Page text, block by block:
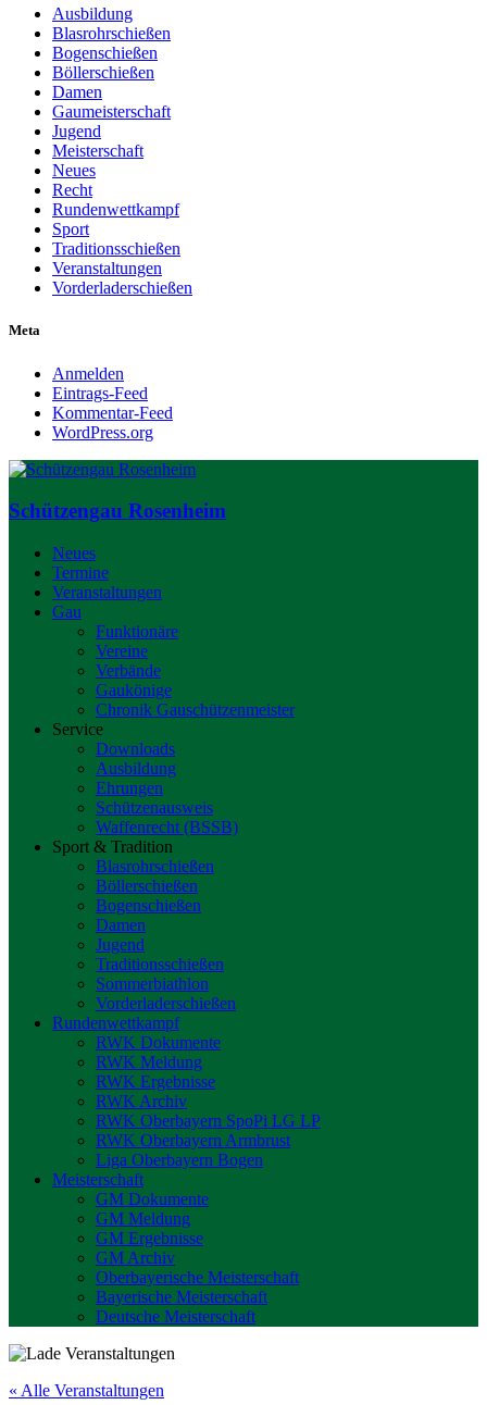
Ausbildung
Blasrohrschießen
Bogenschießen
Böllerschießen
Damen
Gaumeisterschaft
Jugend
Meisterschaft
Neues
Recht
Rundenwettkampf
Sport
Traditionsschießen
Veranstaltungen
Vorderladerschießen
Meta
Anmelden
Eintrags-Feed
Kommentar-Feed
WordPress.org
Schützengau Rosenheim
Neues
Termine
Veranstaltungen
Gau
Funktionäre
Vereine
Verbände
Gaukönige
Chronik Gauschützenmeister
Service
Downloads
Ausbildung
Ehrungen
Schützenausweis
Waffenrecht (BSSB)
Sport & Tradition
Blasrohrschießen
Böllerschießen
Bogenschießen
Damen
Jugend
Traditionsschießen
Sommerbiathlon
Vorderladerschießen
Rundenwettkampf
RWK Dokumente
RWK Meldung
RWK Ergebnisse
RWK Archiv
RWK Oberbayern SpoPi LG LP
RWK Oberbayern Armbrust
Liga Oberbayern Bogen
Meisterschaft
GM Dokumente
GM Meldung
GM Ergebnisse
GM Archiv
Oberbayerische Meisterschaft
Bayerische Meisterschaft
Deutsche Meisterschaft
« Alle Veranstaltungen